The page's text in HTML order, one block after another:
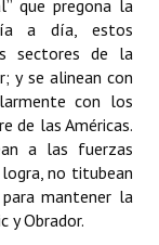
que pregona la
a día, estos
sectores de la
y se alinean con
con los
de las Américas.
a las fuerzas
no titubean
mantener la
y Obrador.